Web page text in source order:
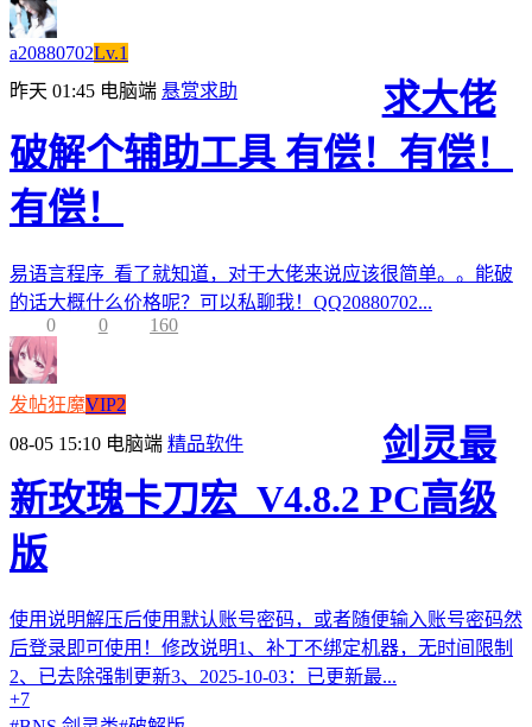
a20880702Lv.1
昨天 01:45 电脑端 悬赏求助
求大佬
破解个辅助工具 有偿！有偿！
有偿！
易语言程序 看了就知道，对于大佬来说应该很简单。。能破
的话大概什么价格呢？可以私聊我！QQ20880702...
0
0 160
发帖狂魔VIP2
08-05 15:10 电脑端 精品软件
剑灵最
新玫瑰卡刀宏_V4.8.2 PC高级
版
使用说明解压后使用默认账号密码，或者随便输入账号密码然
后登录即可使用！修改说明1、补丁不绑定机器，无时间限制
2、已去除强制更新3、2025-10-03：已更新最...
+7